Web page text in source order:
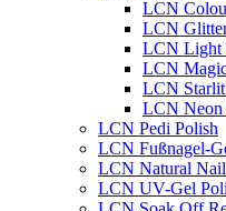
LCN
LCN
LCN Light
LCN
LCN
LCN Neon
LCN Pedi Polish
LCN Fußnagel-
LCN Natural
LCN UV-Gel